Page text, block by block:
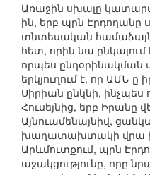
Առաջին սխալը
ին, երբ պրն
տնտեսական
հետ, որին նա
որպես ընդօրինակման
երկյուղում է, որ ԱՄՆ-ը
Սիրիան ընկնի,
Հուսեյնից, երբ Իրանը
Այնուամենայնիվ,
խաղատախտակի վրա
Արևմուտքում, պրն
աջակցությունը, որը